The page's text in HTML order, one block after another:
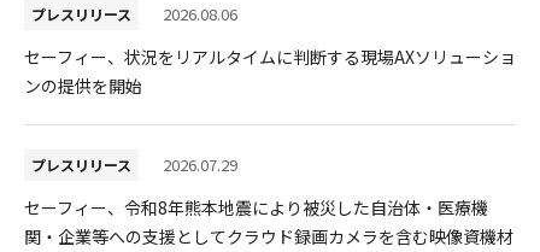
プレスリリース 2026.08.06
セーフィー、状況をリアルタイムに判断する現場AXソリューショ
ンの提供を開始
プレスリリース 2026.07.29
セーフィー、令和8年熊本地震により被災した自治体・医療機
関・企業等への支援としてクラウド録画カメラを含む映像資機材